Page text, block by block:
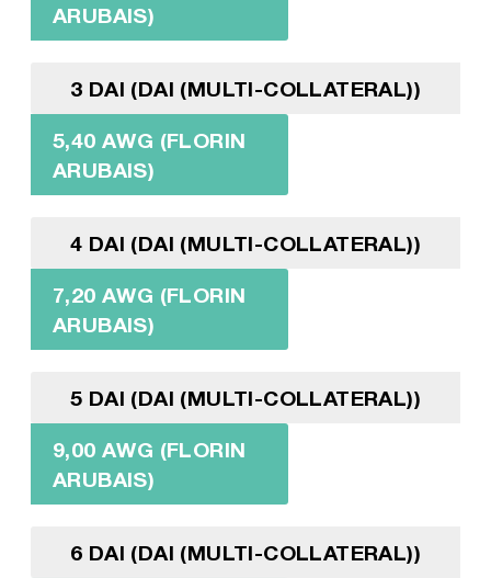
ARUBAIS)
3 DAI (DAI (MULTI-COLLATERAL))
5,40 AWG (FLORIN
ARUBAIS)
4 DAI (DAI (MULTI-COLLATERAL))
7,20 AWG (FLORIN
ARUBAIS)
5 DAI (DAI (MULTI-COLLATERAL))
9,00 AWG (FLORIN
ARUBAIS)
6 DAI (DAI (MULTI-COLLATERAL))